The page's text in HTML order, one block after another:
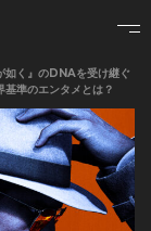
如く』のDNAを受け継ぐ
準のエンタメとは？